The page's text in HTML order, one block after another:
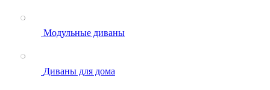
Модульные диваны
Диваны для дома